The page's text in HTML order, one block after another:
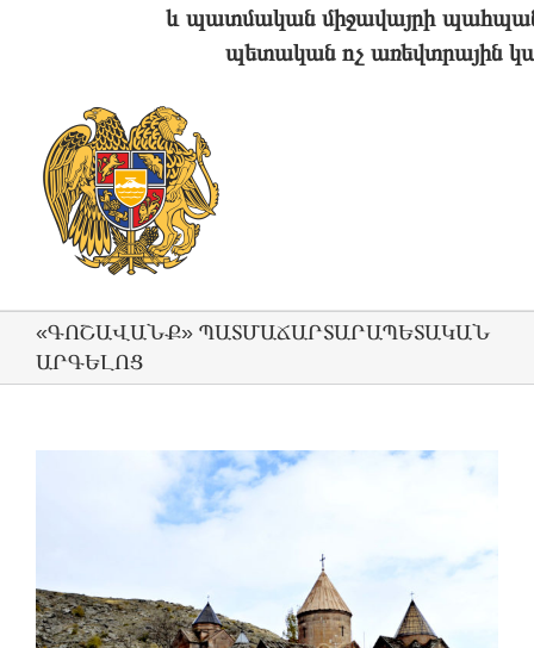
և պատմական միջավայրի
պետական ոչ առեվտրային
«ԳՈՇԱՎԱՆՔ» ՊԱՏՄԱՃԱՐՏԱՐԱՊԵՏԱԿԱՆ
ԱՐԳԵԼՈՑ